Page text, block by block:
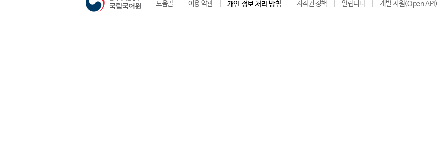
도움말 이용 약관 개인 정보 처리 방침 저작권 정책 알립니다 개발 지원(Open API)